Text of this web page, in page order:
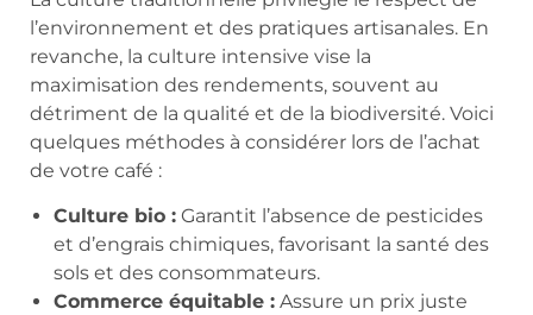
l’environnement et des pratiques artisanales. En
revanche, la culture intensive vise la
maximisation des rendements, souvent au
détriment de la qualité et de la biodiversité. Voici
quelques méthodes à considérer lors de l’achat
de votre café :
Culture bio : Garantit l’absence de pesticides
et d’engrais chimiques, favorisant la santé des
sols et des consommateurs.
Commerce équitable : Assure un prix juste